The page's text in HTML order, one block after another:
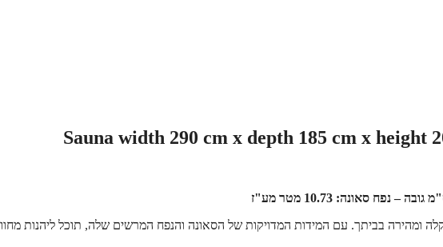
ומהירה בביתך. עם המידות המדויקות של הסאונה והנפח המרשים שלה, תוכל ליהנות